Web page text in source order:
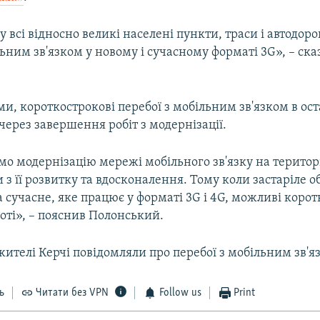
всі відносно великі населені пункти, траси і
зв'язком у новому і сучасному форматі 3G», –
короткострокові перебої з мобільним зв'язком в
завершення робіт з модернізації.
модернізацію мережі мобільного зв'язку на
її розвитку та вдосконалення. Тому коли застаріле
сучасне, яке працює у форматі 3G і 4G, можливі
– пояснив Полонський.
Керчі повідомляли про перебої з мобільним
Читати без VPN Follow us Print